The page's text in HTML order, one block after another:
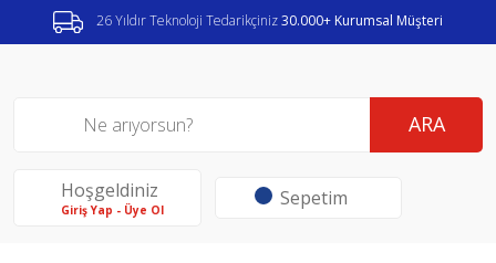
26 Yıldır Teknoloji Tedarikçiniz30.000+ Kurumsal Müşteri
ARA
Hoşgeldiniz
Giriş Yap - Üye Ol Sepetim